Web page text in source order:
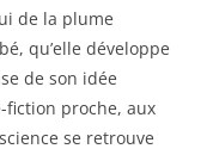
de la plume
qu’elle développe
de son idée
fiction proche, aux
se retrouve